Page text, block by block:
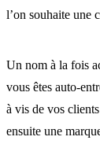
l’on souhaite une
Un nom à la fois
vous êtes auto-
à vis de vos
ensuite une